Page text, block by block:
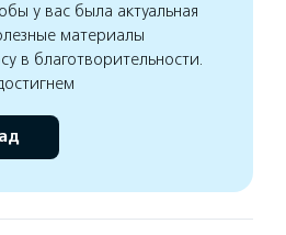
у вас была актуальная
материалы
в благотворительности.